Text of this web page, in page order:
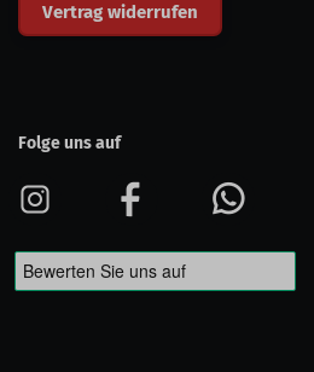
Vertrag widerrufen
Folge uns auf